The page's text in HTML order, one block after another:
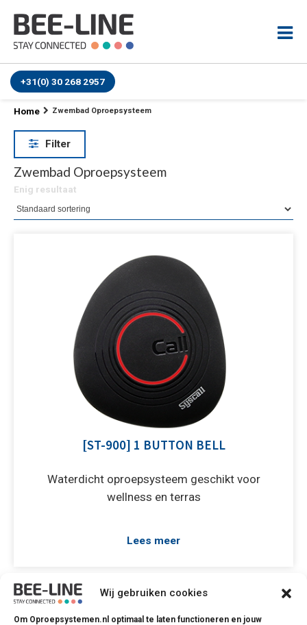
Wij gebruiken cookies
Om Oproepsystemen.nl optimaal te laten functioneren en jouw
+31(0) 30 268 2957
Home Zwembad Oproepsysteem
Filter
Zwembad Oproepsysteem
Enig resultaat
[ST-900] 1 BUTTON BELL
Waterdicht oproepsysteem geschikt voor
wellness en terras
Lees meer